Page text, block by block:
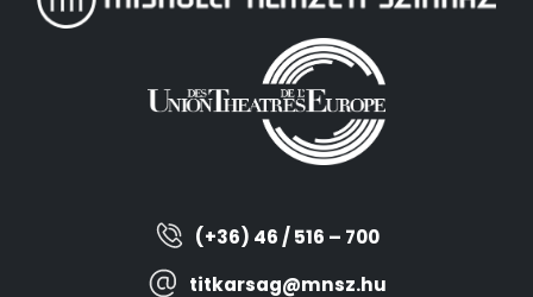
(+36) 46 / 516 – 700
titkarsag@mnsz.hu